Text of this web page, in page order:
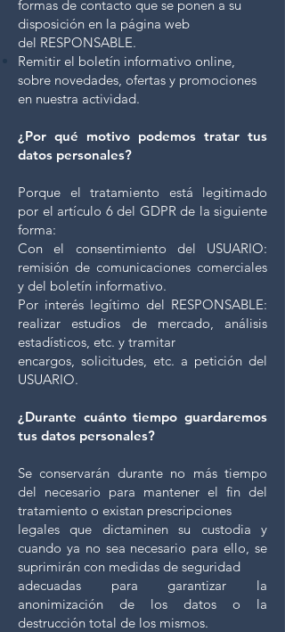
formas de contacto que se ponen a su
disposición en la página web
del RESPONSABLE.
Remitir el boletín informativo online,
sobre novedades, ofertas y promociones
en nuestra actividad.
¿Por qué motivo podemos tratar tus
datos personales?
Porque el tratamiento está legitimado
por el artículo 6 del GDPR de la siguiente
forma:
Con el consentimiento del USUARIO:
remisión de comunicaciones comerciales
y del boletín informativo.
Por interés legítimo del RESPONSABLE:
realizar estudios de mercado, análisis
estadísticos, etc. y tramitar
encargos, solicitudes, etc. a petición del
USUARIO.
¿Durante cuánto tiempo guardaremos
tus datos personales?
Se conservarán durante no más tiempo
del necesario para mantener el fin del
tratamiento o existan prescripciones
legales que dictaminen su custodia y
cuando ya no sea necesario para ello, se
suprimirán con medidas de seguridad
adecuadas para garantizar la
anonimización de los datos o la
destrucción total de los mismos.